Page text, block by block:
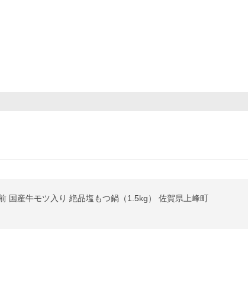
国産牛モツ入り 絶品塩もつ鍋（1.5kg） 佐賀県上峰町